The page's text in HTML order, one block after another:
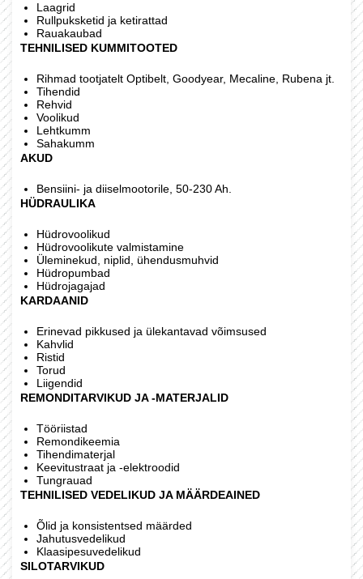
Laagrid
Rullpuksketid ja ketirattad
Rauakaubad
TEHNILISED KUMMITOOTED
Rihmad tootjatelt Optibelt, Goodyear, Mecaline, Rubena jt.
Tihendid
Rehvid
Voolikud
Lehtkumm
Sahakumm
AKUD
Bensiini- ja diiselmootorile, 50-230 Ah.
HÜDRAULIKA
Hüdrovoolikud
Hüdrovoolikute valmistamine
Üleminekud, niplid, ühendusmuhvid
Hüdropumbad
Hüdrojagajad
KARDAANID
Erinevad pikkused ja ülekantavad võimsused
Kahvlid
Ristid
Torud
Liigendid
REMONDITARVIKUD JA -MATERJALID
Tööriistad
Remondikeemia
Tihendimaterjal
Keevitustraat ja -elektroodid
Tungrauad
TEHNILISED VEDELIKUD JA MÄÄRDEAINED
Õlid ja konsistentsed määrded
Jahutusvedelikud
Klaasipesuvedelikud
SILOTARVIKUD